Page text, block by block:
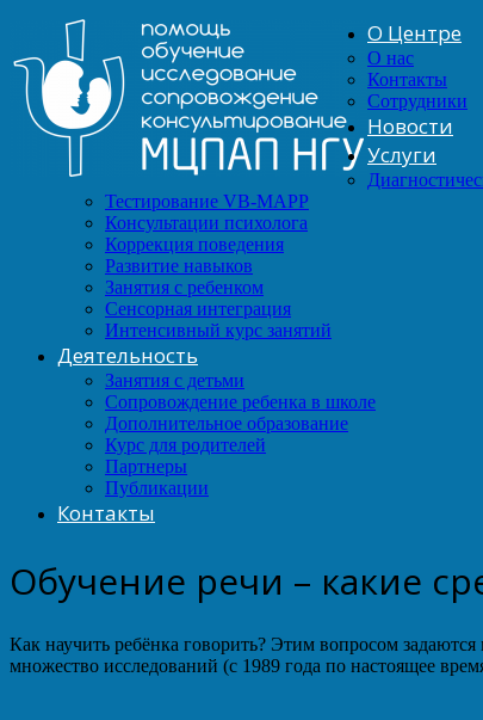
О Центре
О нас
Контакты
Сотрудники
Новости
Услуги
Тестирование VB-MAPP
Консультации психолога
Коррекция поведения
Развитие навыков
Занятия с ребенком
Сенсорная интеграция
Интенсивный курс занятий
Деятельность
Занятия с детьми
Сопровождение ребенка в школе
Дополнительное образование
Курс для родителей
Партнеры
Публикации
Контакты
Обучение речи – какие
Как научить ребёнка говорить? Этим вопросом
множество исследований (с 1989 года по настоящее